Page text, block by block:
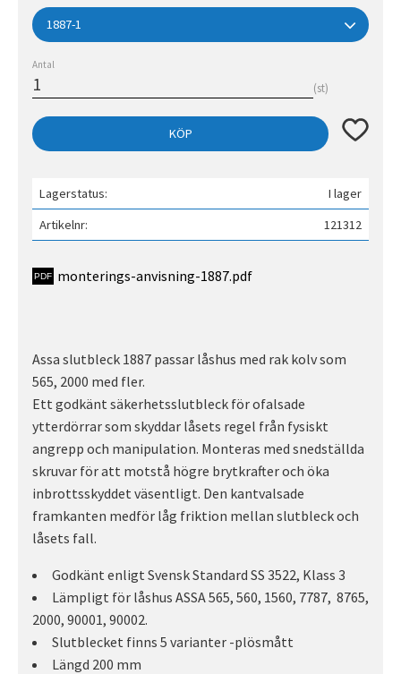
Antal
st
KÖP Lägg till
Lagerstatus
I lager
Artikelnr
121312
monterings-anvisning-1887.pdf
Assa slutbleck 1887 passar låshus med rak kolv som
565, 2000 med fler.
Ett godkänt säkerhetsslutbleck för ofalsade
ytterdörrar som skyddar låsets regel från fysiskt
angrepp och manipulation. Monteras med snedställda
skruvar för att motstå högre brytkrafter och öka
inbrottsskyddet väsentligt. Den kantvalsade
framkanten medför låg friktion mellan slutbleck och
låsets fall.
Godkänt enligt Svensk Standard SS 3522, Klass 3
Lämpligt för låshus ASSA 565, 560, 1560, 7787, 8765,
2000, 90001, 90002.
Slutblecket finns 5 varianter -plösmått
Längd 200 mm